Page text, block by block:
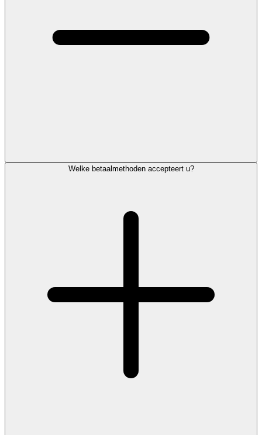
Welke betaalmethoden accepteert u?